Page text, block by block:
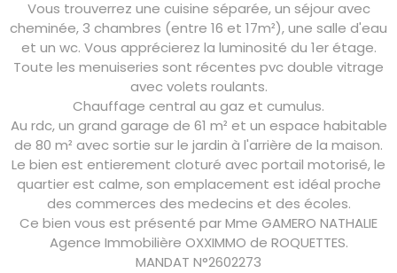
Vous trouverrez une cuisine séparée, un séjour avec
cheminée, 3 chambres (entre 16 et 17m²), une salle d'eau
et un wc. Vous apprécierez la luminosité du 1er étage.
Toute les menuiseries sont récentes pvc double vitrage
avec volets roulants.
Chauffage central au gaz et cumulus.
Au rdc, un grand garage de 61 m² et un espace habitable
de 80 m² avec sortie sur le jardin à l'arrière de la maison.
Le bien est entierement cloturé avec portail motorisé, le
quartier est calme, son emplacement est idéal proche
des commerces des medecins et des écoles.
Ce bien vous est présenté par Mme GAMERO NATHALIE
Agence Immobilière OXXIMMO de ROQUETTES.
MANDAT N°2602273